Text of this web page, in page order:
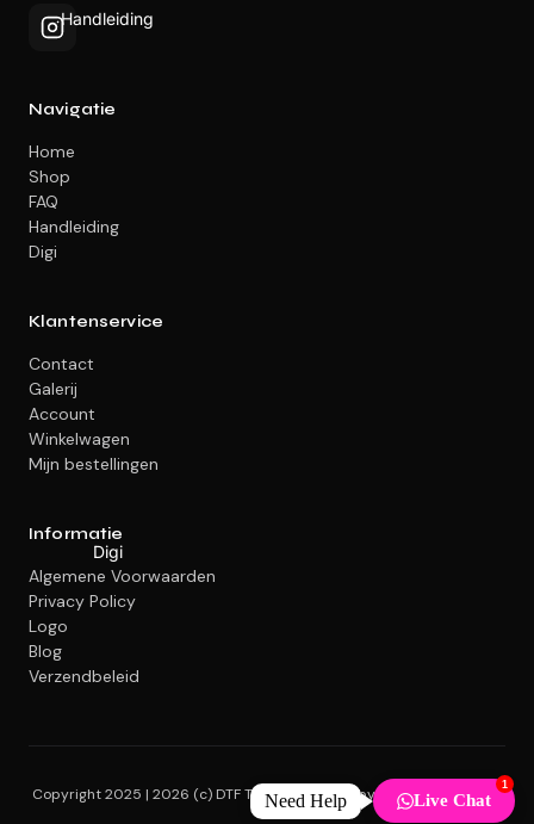
Handleiding
Digi
Navigatie
Home
Shop
FAQ
Handleiding
Digi
Klantenservice
Contact
Galerij
Account
Winkelwagen
Mijn bestellingen
Informatie
Algemene Voorwaarden
Privacy Policy
Logo
Blog
Verzendbeleid
Copyright 2025 | 2026 (c) DTF Transfers Kopen by The Office Partner
Need Help Live Chat
1